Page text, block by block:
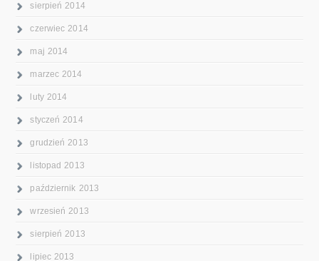
sierpień 2014
czerwiec 2014
maj 2014
marzec 2014
luty 2014
styczeń 2014
grudzień 2013
listopad 2013
październik 2013
wrzesień 2013
sierpień 2013
lipiec 2013